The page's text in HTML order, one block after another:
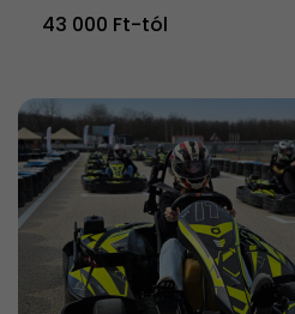
43 000 Ft-tól